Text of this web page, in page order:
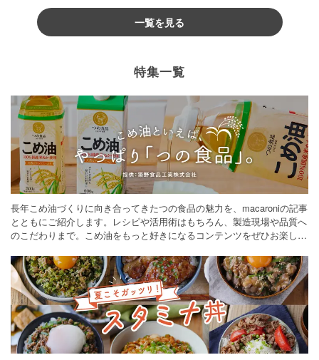
一覧を見る
特集一覧
長年こめ油づくりに向き合ってきたつの食品の魅力を、macaroniの記事
とともにご紹介します。レシピや活用術はもちろん、製造現場や品質へ
のこだわりまで。こめ油をもっと好きになるコンテンツをぜひお楽しみ